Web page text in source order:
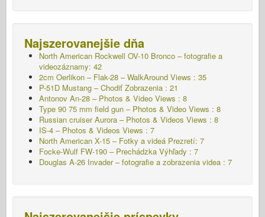
Najszerovanejšie dňa
North American Rockwell OV-10 Bronco – fotografie a
videozáznamy: 42
2cm Oerlikon – Flak-28 – WalkAround Views : 35
P-51D Mustang – Chodiť Zobrazenia : 21
Antonov An-28 – Photos & Video Views : 8
Type 90 75 mm field gun – Photos & Video Views : 8
Russian cruiser Aurora – Photos & Videos Views : 8
IS-4 – Photos & Videos Views : 7
North American X-15 – Fotky a videá Prezretí: 7
Focke-Wulf FW-190 – Prechádzka Výhľady : 7
Douglas A-26 Invader – fotografie a zobrazenia videa : 7